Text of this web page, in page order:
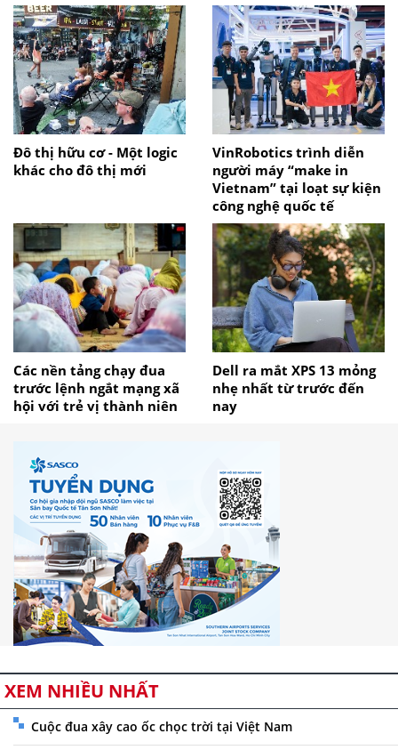
Đô thị hữu cơ - Một logic
khác cho đô thị mới
VinRobotics trình diễn
người máy “make in
Vietnam” tại loạt sự kiện
công nghệ quốc tế
Các nền tảng chạy đua
trước lệnh ngắt mạng xã
hội với trẻ vị thành niên
Dell ra mắt XPS 13 mỏng
nhẹ nhất từ trước đến
nay
XEM NHIỀU NHẤT
Cuộc đua xây cao ốc chọc trời tại Việt Nam